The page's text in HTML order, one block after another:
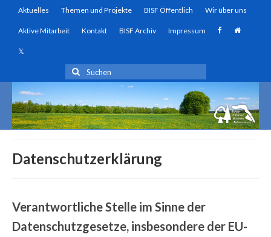
Aktuelles Themen und Projekte BISF Öffentlich Wir über uns
Aktive Mitarbeit Kontakt BISF Archiv Impressum
Suchen
nach:
Datenschutzerklärung
Verantwortliche Stelle im Sinne der
Datenschutzgesetze, insbesondere der EU-